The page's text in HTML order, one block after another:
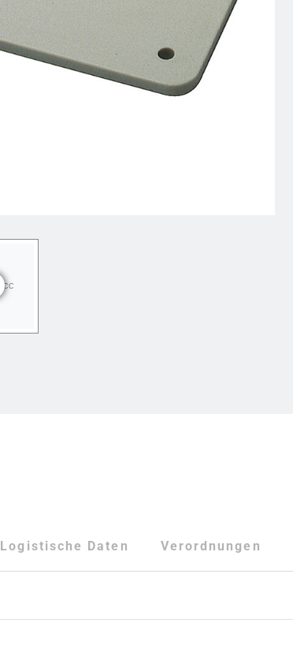
Logistische Daten Verordnungen